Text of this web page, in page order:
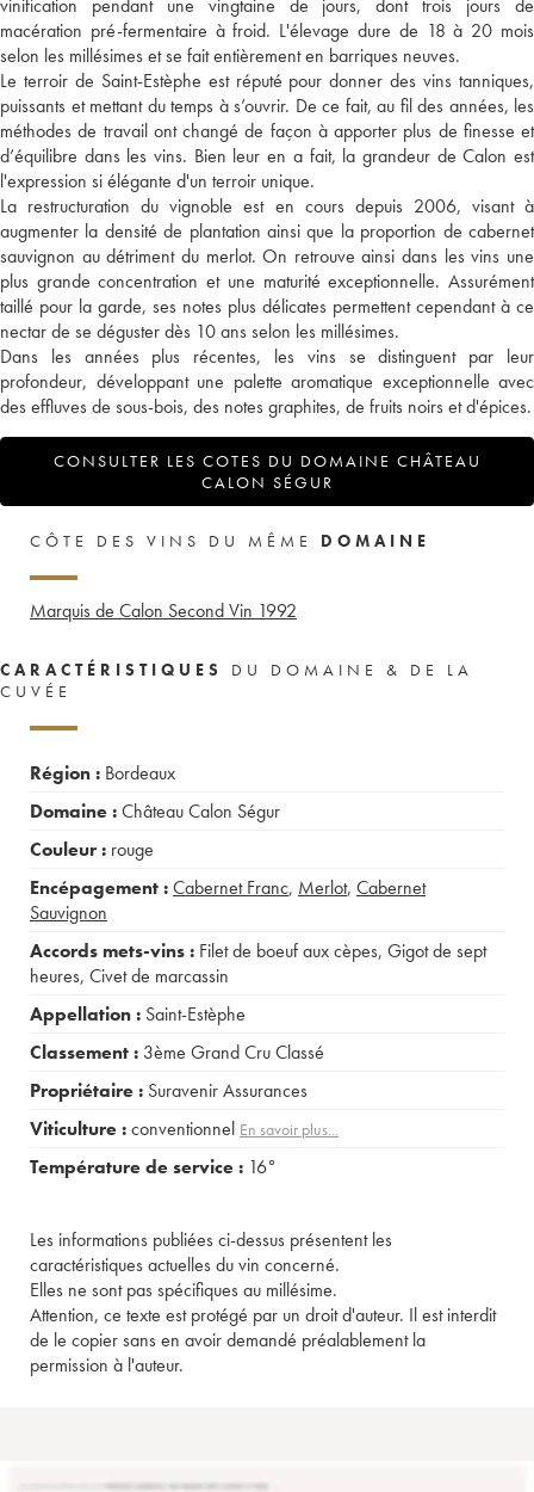
vinification pendant une vingtaine de jours, dont trois jours de
macération pré-fermentaire à froid. L'élevage dure de 18 à 20 mois
selon les millésimes et se fait entièrement en barriques neuves.
Le terroir de Saint-Estèphe est réputé pour donner des vins tanniques,
puissants et mettant du temps à s’ouvrir. De ce fait, au fil des années, les
méthodes de travail ont changé de façon à apporter plus de finesse et
d’équilibre dans les vins. Bien leur en a fait, la grandeur de Calon est
l'expression si élégante d'un terroir unique.
La restructuration du vignoble est en cours depuis 2006, visant à
augmenter la densité de plantation ainsi que la proportion de cabernet
sauvignon au détriment du merlot. On retrouve ainsi dans les vins une
plus grande concentration et une maturité exceptionnelle. Assurément
taillé pour la garde, ses notes plus délicates permettent cependant à ce
nectar de se déguster dès 10 ans selon les millésimes.
Dans les années plus récentes, les vins se distinguent par leur
profondeur, développant une palette aromatique exceptionnelle avec
des effluves de sous-bois, des notes graphites, de fruits noirs et d'épices.
CONSULTER LES COTES DU DOMAINE CHÂTEAU
CALON SÉGUR
CÔTE DES VINS DU MÊME DOMAINE
Marquis de Calon Second Vin 1992
CARACTÉRISTIQUES
DU DOMAINE & DE LA
CUVÉE
Région : Bordeaux
Domaine :Château Calon Ségur
Couleur : rouge
Encépagement :Cabernet Franc, Merlot, Cabernet
Sauvignon
Accords mets-vins : Filet de boeuf aux cèpes, Gigot de sept
heures, Civet de marcassin
Appellation : Saint-Estèphe
Classement : 3ème Grand Cru Classé
Propriétaire : Suravenir Assurances
Viticulture :conventionnel En savoir plus...
Température de service : 16°
Les informations publiées ci-dessus présentent les
caractéristiques actuelles du vin concerné.
Elles ne sont pas spécifiques au millésime.
Attention, ce texte est protégé par un droit d'auteur. Il est interdit
de le copier sans en avoir demandé préalablement la
permission à l'auteur.